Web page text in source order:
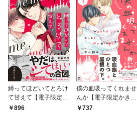
縛ってほどいてとろけ
て甘えて【電子限定か
きおろし漫画付】
896
僕の血吸ってくれませ
んか【電子限定かきお
ろし漫画付】 1
737